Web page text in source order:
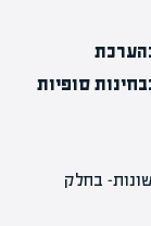
סופיות
בחלק